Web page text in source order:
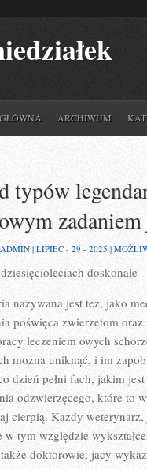
ARCHIWUM
typów
| LIPIEC - 29 - 2025 |
doskonale
nazywana jest też, jako
poświęca zwierzętom
leczeniem owych
można uniknąć, i im
dzień pełni fach, jakim
odzwierzęcego, które to
cierpią. Każdy
w tym względzie
doktorowie, jacy